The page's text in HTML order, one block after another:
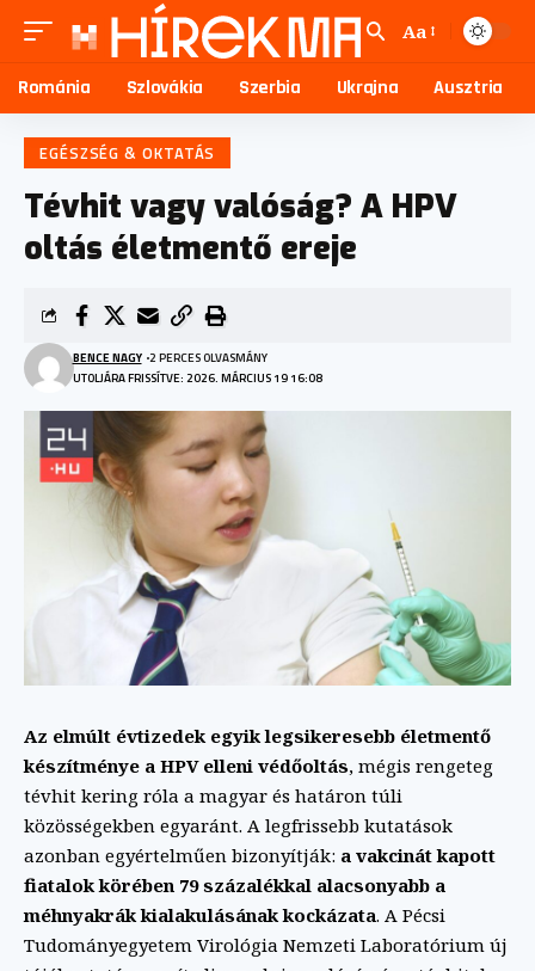
Aa
Románia Szlovákia Szerbia Ukrajna Ausztria
EGÉSZSÉG & OKTATÁS
Tévhit vagy valóság? A HPV
oltás életmentő ereje
UTOLJÁRA FRISSÍTVE: 2026. MÁRCIUS 19 16:08
BENCE NAGY 2 PERCES OLVASMÁNY
Az elmúlt évtizedek egyik legsikeresebb életmentő
készítménye a HPV elleni védőoltás, mégis rengeteg
tévhit kering róla a magyar és határon túli
közösségekben egyaránt. A legfrissebb kutatások
azonban egyértelműen bizonyítják: a vakcinát kapott
fiatalok körében 79 százalékkal alacsonyabb a
méhnyakrák kialakulásának kockázata. A Pécsi
Tudományegyetem Virológia Nemzeti Laboratórium új